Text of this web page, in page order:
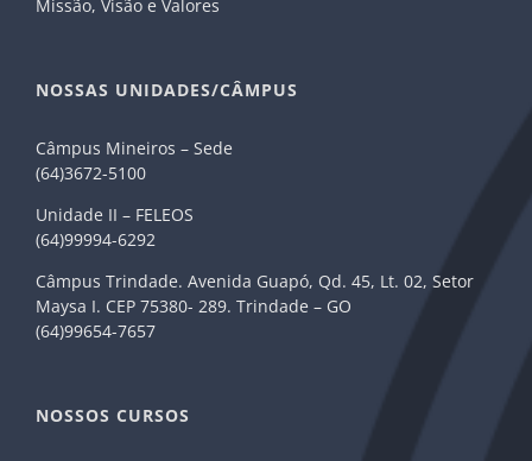
Missão, Visão e Valores
NOSSAS UNIDADES/CÂMPUS
Câmpus Mineiros – Sede
(64)3672-5100
Unidade II – FELEOS
(64)99994-6292
Câmpus Trindade. Avenida Guapó, Qd. 45, Lt. 02, Setor
Maysa I. CEP 75380- 289. Trindade – GO
(64)99654-7657
NOSSOS CURSOS